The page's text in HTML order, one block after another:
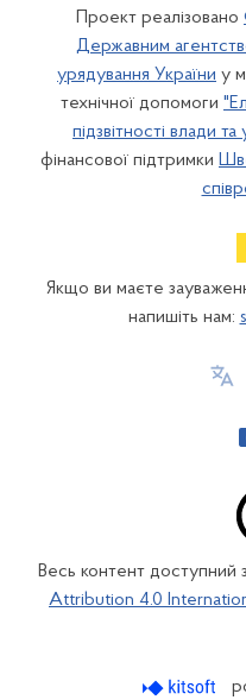
Проект реалізовано
Державним
урядування України у
технічної допомоги
підзвітності влади
фінансової підтримки
Якщо ви маєте
напишіть нам:
Весь контент доступний
Attribution 4.0